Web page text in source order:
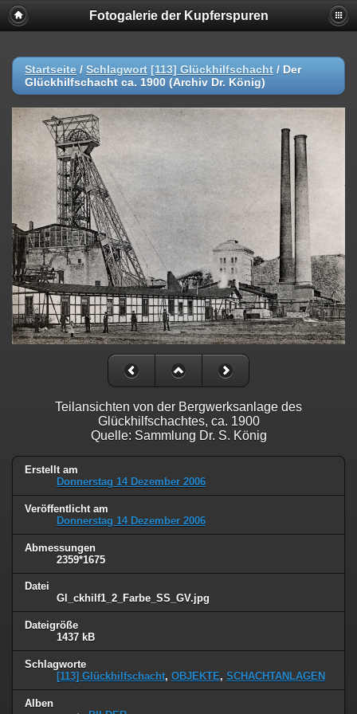
Fotogalerie der Kupferspuren
Startseite / Schlagwort [113] Glückhilfschacht / Der
Glückhilfschacht ca. 1900 (Archiv Dr. König)
Teilansichten von der Bergwerksanlage des
Glückhilfschachtes, ca. 1900
Quelle: Sammlung Dr. S. König
Erstellt am
Donnerstag 14 Dezember 2006
Veröffentlicht am
Donnerstag 14 Dezember 2006
Abmessungen
2359*1675
Datei
Gl_ckhilf1_2_Farbe_SS_GV.jpg
Dateigröße
1437 kB
Schlagworte
[113] Glückhilfschacht, OBJEKTE, SCHACHTANLAGEN
Alben